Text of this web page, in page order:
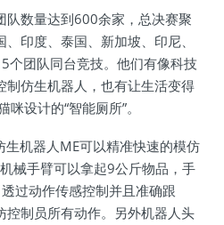
队数量达到600余家，总决赛聚
印度、泰国、新加坡、印尼、
个团队同台竞技。他们有像科技
制仿生机器人，也有让生活变得
设计的“智能厕所”。
机器人ME可以精准快速的模仿
械手臂可以拿起9公斤物品，手
过动作传感控制并且准确跟
控制员所有动作。另外机器人头